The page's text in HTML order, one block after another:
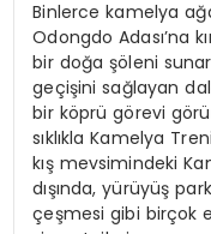
Binlerce kamelya
Odongdo Adası’na
bir doğa şöleni
geçişini sağlayan
bir köprü görevi
sıklıkla Kamelya
kış mevsimindeki
dışında, yürüyüş
çeşmesi gibi birçok